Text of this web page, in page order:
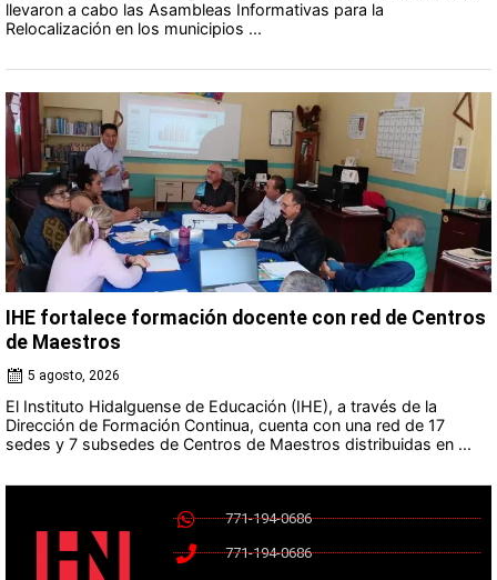
llevaron a cabo las Asambleas Informativas para la
Relocalización en los municipios ...
IHE fortalece formación docente con red de Centros
de Maestros
5 agosto, 2026
El Instituto Hidalguense de Educación (IHE), a través de la
Dirección de Formación Continua, cuenta con una red de 17
sedes y 7 subsedes de Centros de Maestros distribuidas en ...
771-194-0686
771-194-0686